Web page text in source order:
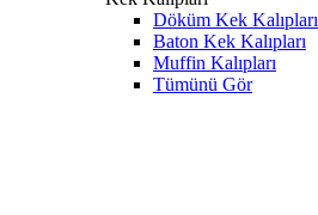
Döküm Kek Kalıpları
Baton Kek Kalıpları
Muffin Kalıpları
Tümünü Gör